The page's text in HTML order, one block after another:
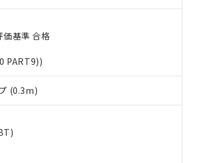
価基準 合格
PART9))
(0.3m)